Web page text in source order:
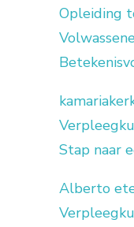
Opleiding
Stap naar
Alberto